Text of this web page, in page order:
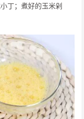
丁；煮好的玉米剁